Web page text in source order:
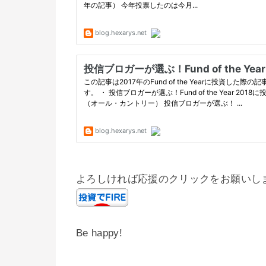
よろしければ応援のクリックをお願いし
Be happy!